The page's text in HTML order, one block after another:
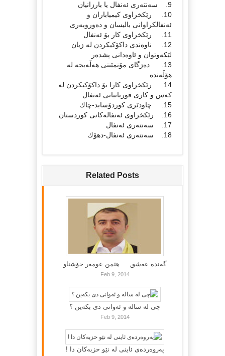
9. سه‌نته‌ری ئه‌نفال یا بارزانیان
10. رێكخراوی كیمیاباران و
ئه‌نفالكراوانی بالیسان و ده‌وروبه‌ری
11. رێكخراوی كار بۆ ئه‌نفال
12. ناوه‌ندی داكۆكیكردن له‌ زیان
لێكه‌وتوان و ئاوه‌دانی پشده‌ر
13. ده‌زگای مۆنمێنتی هه‌ڵه‌بجه‌ له‌
هۆڵه‌نده‌
14. رێكخراوی كارا بۆ داكۆكیكردن له‌
كه‌س و كاری قوربانیانی ئه‌نفال
15. چاودێری كوردۆساید-چاك
16. رێكخراوی ئه‌نفاله‌كانی كوردستان
17. سه‌نته‌ری ئه‌نفال
18. سه‌نته‌ری ئه‌نفال-دهۆك‌
Related Posts
گه‌نده‌ عه‌شق … هێمن عومه‌ر خۆشناو
Feb 9, 2014
چی لە سالە و ئەوانی دی بكەین ؟
Feb 9, 2014
پەروەردەی ئاینی لە نێو حزبەکان دا !